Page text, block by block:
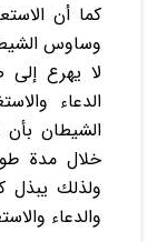
كما أن
وساوس
لا يهرع
الدعاء
الشيطان
خلال مدة
ولذلك يبذل
والدعاء